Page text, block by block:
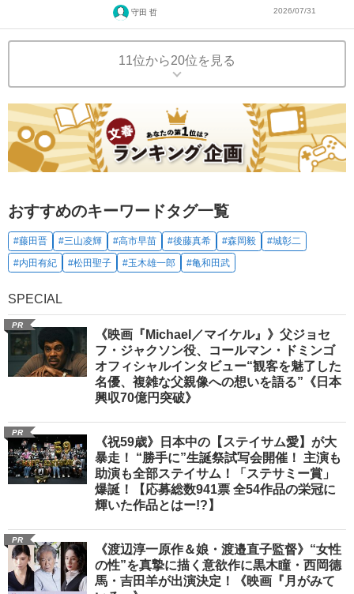
守田 哲 2026/07/31
11位から20位を見る
おすすめのキーワードタグ一覧
#藤田晋 #三山凌輝 #高市早苗 #後藤真希 #森岡毅
#城彰二
#内田有紀
#松田聖子 #玉木雄一郎 #亀和田武
SPECIAL
PR
《映画『Michael／マイケル』》父ジョセ
フ・ジャクソン役、コールマン・ドミンゴ
オフィシャルインタビュー“観客を魅了した
名優、複雑な父親像への想いを語る”《日本
興収70億円突破》
PR
《祝59歳》日本中の【ステイサム愛】が大
暴走！ “勝手に”生誕祭試写会開催！ 主演も
助演も全部ステイサム！「ステサミー賞」
爆誕！【応募総数941票 全54作品の栄冠に
輝いた作品とはー!?】
PR
《渡辺淳一原作＆娘・渡邉直子監督》“女性
の性”を真摯に描く意欲作に黒木瞳・西岡德
馬・吉田羊が出演決定！《映画『月がみて